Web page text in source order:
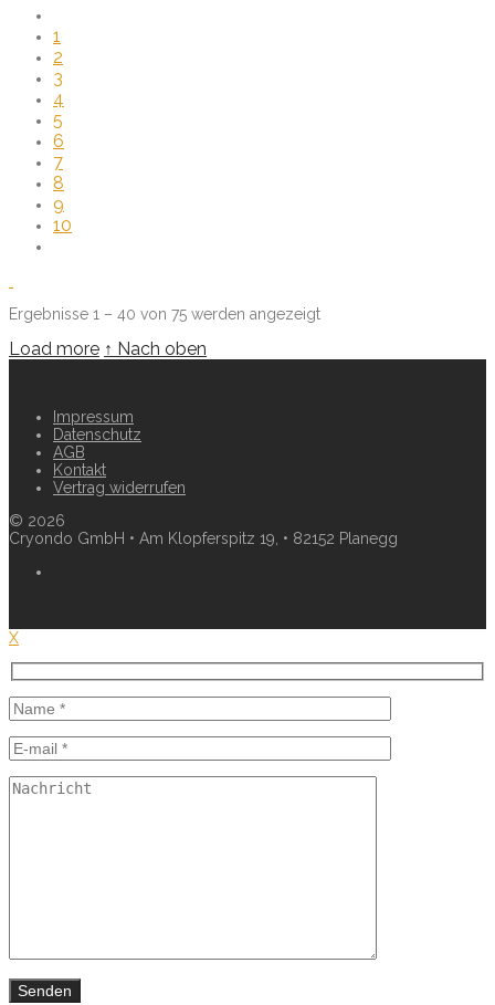
1
2
3
4
5
6
7
8
9
10
Ergebnisse 1 – 40 von 75 werden angezeigt
Load more ↑ Nach oben
Impressum
Datenschutz
AGB
Kontakt
Vertrag widerrufen
© 2026
Cryondo GmbH • Am Klopferspitz 19, • 82152 Planegg
X